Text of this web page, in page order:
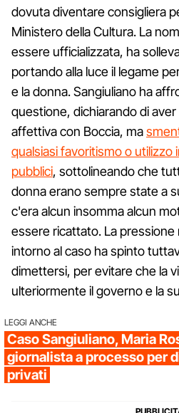
dovuta diventare consigliera
Ministero della Cultura. La
essere ufficializzata, ha
portando alla luce il legame
e la donna. Sangiuliano ha
questione, dichiarando di
affettiva con Boccia, ma
qualsiasi favoritismo o utilizzo
pubblici, sottolineando che
donna erano sempre state a
c'era alcun insomma alcun
essere ricattato. La pressione
intorno al caso ha spinto
dimettersi, per evitare che la
ulteriormente il governo e la
LEGGI ANCHE
Caso Sangiuliano, Maria
giornalista a processo per
privati